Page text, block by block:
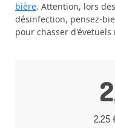
bière. Attention, lors
désinfection, pensez-
pour chasser d'évetuels
2,25